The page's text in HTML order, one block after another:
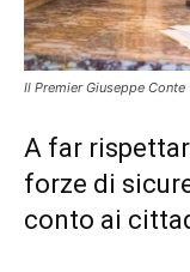
Il Premier Giuseppe Conte
A far
forze di
conto ai